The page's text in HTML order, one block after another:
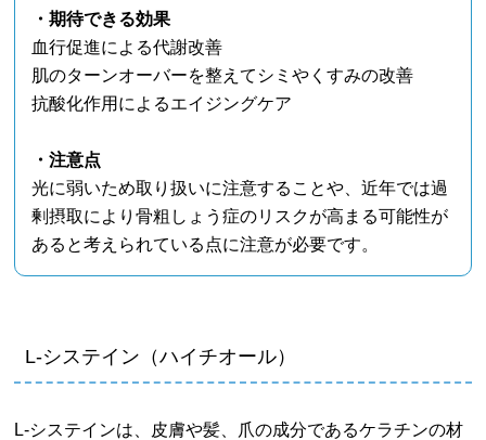
・期待できる効果
血行促進による代謝改善
肌のターンオーバーを整えてシミやくすみの改善
抗酸化作用によるエイジングケア
・注意点
光に弱いため取り扱いに注意することや、近年では過
剰摂取により骨粗しょう症のリスクが高まる可能性が
あると考えられている点に注意が必要です。
L-システイン（ハイチオール）
L-システインは、皮膚や髪、爪の成分であるケラチンの材